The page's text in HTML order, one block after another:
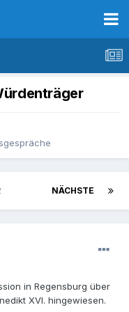
NÄCHSTE
in Regensburg über
XVI. hingewiesen.